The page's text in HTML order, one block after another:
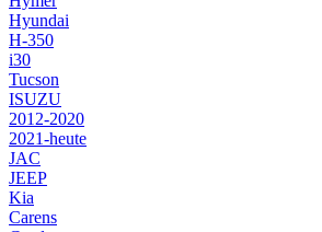
Hyundai
H-350
i30
Tucson
ISUZU
2012-2020
2021-heute
JAC
JEEP
Kia
Carens